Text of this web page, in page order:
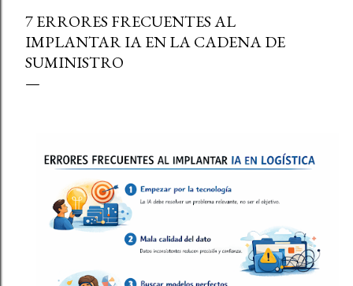
7 ERRORES FRECUENTES AL
IMPLANTAR IA EN LA CADENA DE
SUMINISTRO